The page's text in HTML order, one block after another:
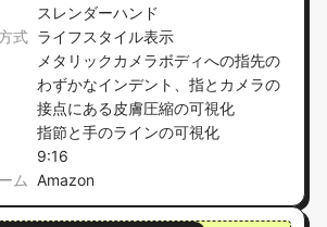
スレンダーハンド
式 ライフスタイル表示
メタリックカメラボディへの指先の
わずかなインデント、指とカメラの
接点にある皮膚圧縮の可視化
指節と手のラインの可視化
9:16
ム Amazon